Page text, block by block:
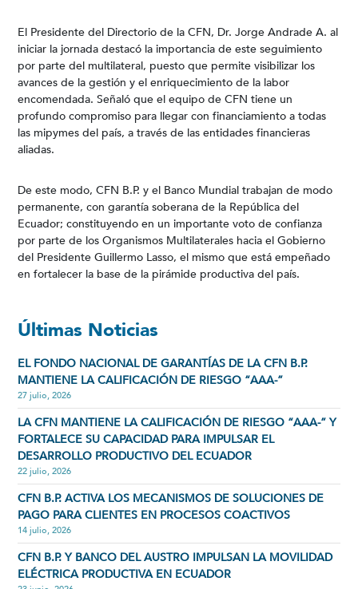
El Presidente del Directorio de la CFN, Dr. Jorge Andrade A. al
iniciar la jornada destacó la importancia de este seguimiento
por parte del multilateral, puesto que permite visibilizar los
avances de la gestión y el enriquecimiento de la labor
encomendada. Señaló que el equipo de CFN tiene un
profundo compromiso para llegar con financiamiento a todas
las mipymes del país, a través de las entidades financieras
aliadas.
De este modo, CFN B.P. y el Banco Mundial trabajan de modo
permanente, con garantía soberana de la República del
Ecuador; constituyendo en un importante voto de confianza
por parte de los Organismos Multilaterales hacia el Gobierno
del Presidente Guillermo Lasso, el mismo que está empeñado
en fortalecer la base de la pirámide productiva del país.
Últimas Noticias
EL FONDO NACIONAL DE GARANTÍAS DE LA CFN B.P.
MANTIENE LA CALIFICACIÓN DE RIESGO “AAA-”
27 julio, 2026
LA CFN MANTIENE LA CALIFICACIÓN DE RIESGO “AAA-” Y
FORTALECE SU CAPACIDAD PARA IMPULSAR EL
DESARROLLO PRODUCTIVO DEL ECUADOR
22 julio, 2026
CFN B.P. ACTIVA LOS MECANISMOS DE SOLUCIONES DE
PAGO PARA CLIENTES EN PROCESOS COACTIVOS
14 julio, 2026
CFN B.P. Y BANCO DEL AUSTRO IMPULSAN LA MOVILIDAD
ELÉCTRICA PRODUCTIVA EN ECUADOR